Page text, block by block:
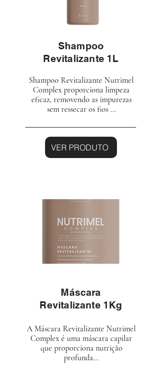
Shampoo
Revitalizante 1L
Shampoo Revitalizante Nutrimel
Complex proporciona limpeza
eficaz, removendo as impurezas
sem ressecar os fios ...
VER PRODUTO
Máscara
Revitalizante 1Kg
A Máscara Revitalizante Nutrimel
Complex é uma máscara capilar
que proporciona nutrição
profunda...